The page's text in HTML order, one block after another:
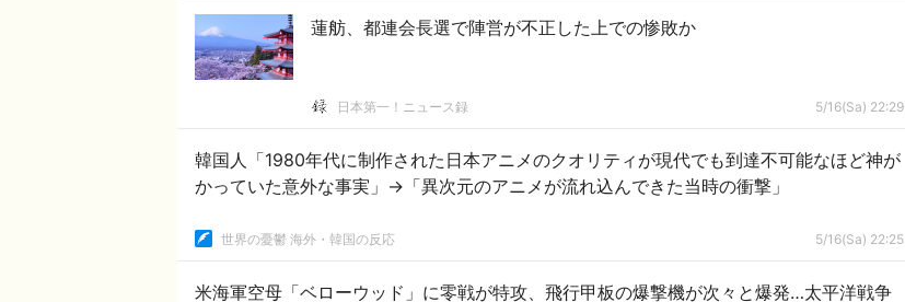
蓮舫、都連会長選で陣営が不正した上での惨敗か
日本第一！ニュース録 5/16(Sa) 22:29
韓国人「1980年代に制作された日本アニメのクオリティが現代でも到達不可能なほど神が
かっていた意外な事実」→「異次元のアニメが流れ込んできた当時の衝撃」
世界の憂鬱 海外・韓国の反応 5/16(Sa) 22:25
米海軍空母「ベローウッド」に零戦が特攻、飛行甲板の爆撃機が次々と爆発…太平洋戦争